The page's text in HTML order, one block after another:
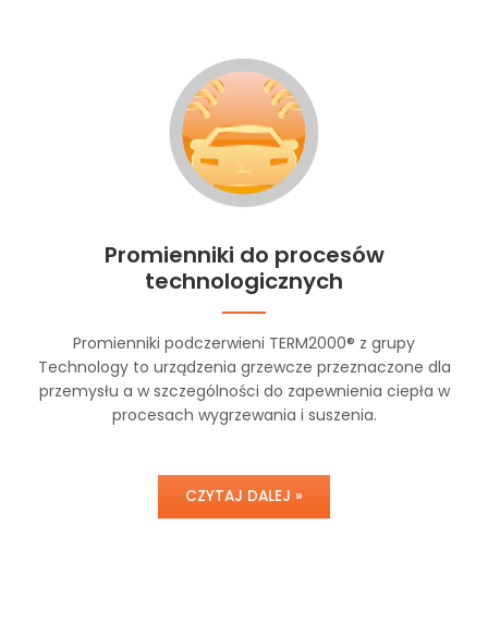
Promienniki do procesów
technologicznych
Promienniki podczerwieni TERM2000® z grupy
Technology to urządzenia grzewcze przeznaczone dla
przemysłu a w szczególności do zapewnienia ciepła w
procesach wygrzewania i suszenia.
CZYTAJ DALEJ »